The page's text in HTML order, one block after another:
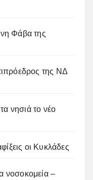
Φάβα της
της ΝΔ
νησιά το νέο
οι Κυκλάδες
νοσοκομεία –